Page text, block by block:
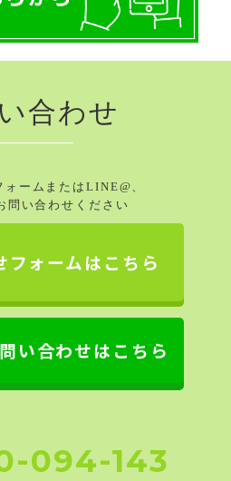
合わせ
ームまたはLINE@、
問い合わせください
フォームはこちら
い合わせはこちら
094-143